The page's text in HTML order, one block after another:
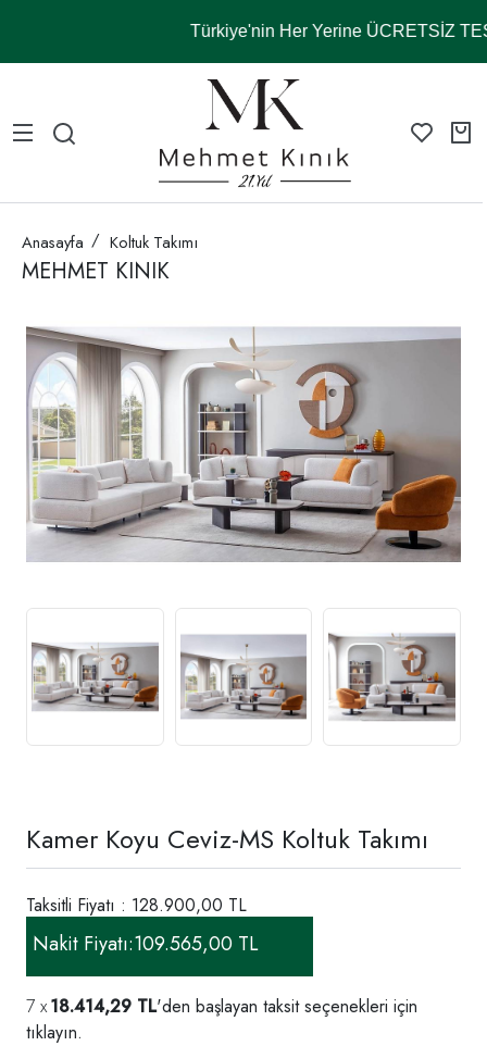
Türkiye'nin Her Yerine ÜCRETSİZ
Anasayfa Koltuk Takımı
MEHMET KINIK
Kamer Koyu Ceviz-MS Koltuk Takımı
Taksitli Fiyatı : 128.900,00 TL
Nakit Fiyatı:109.565,00 TL
18.414,29 TL'den başlayan taksit seçenekleri için
tıklayın.